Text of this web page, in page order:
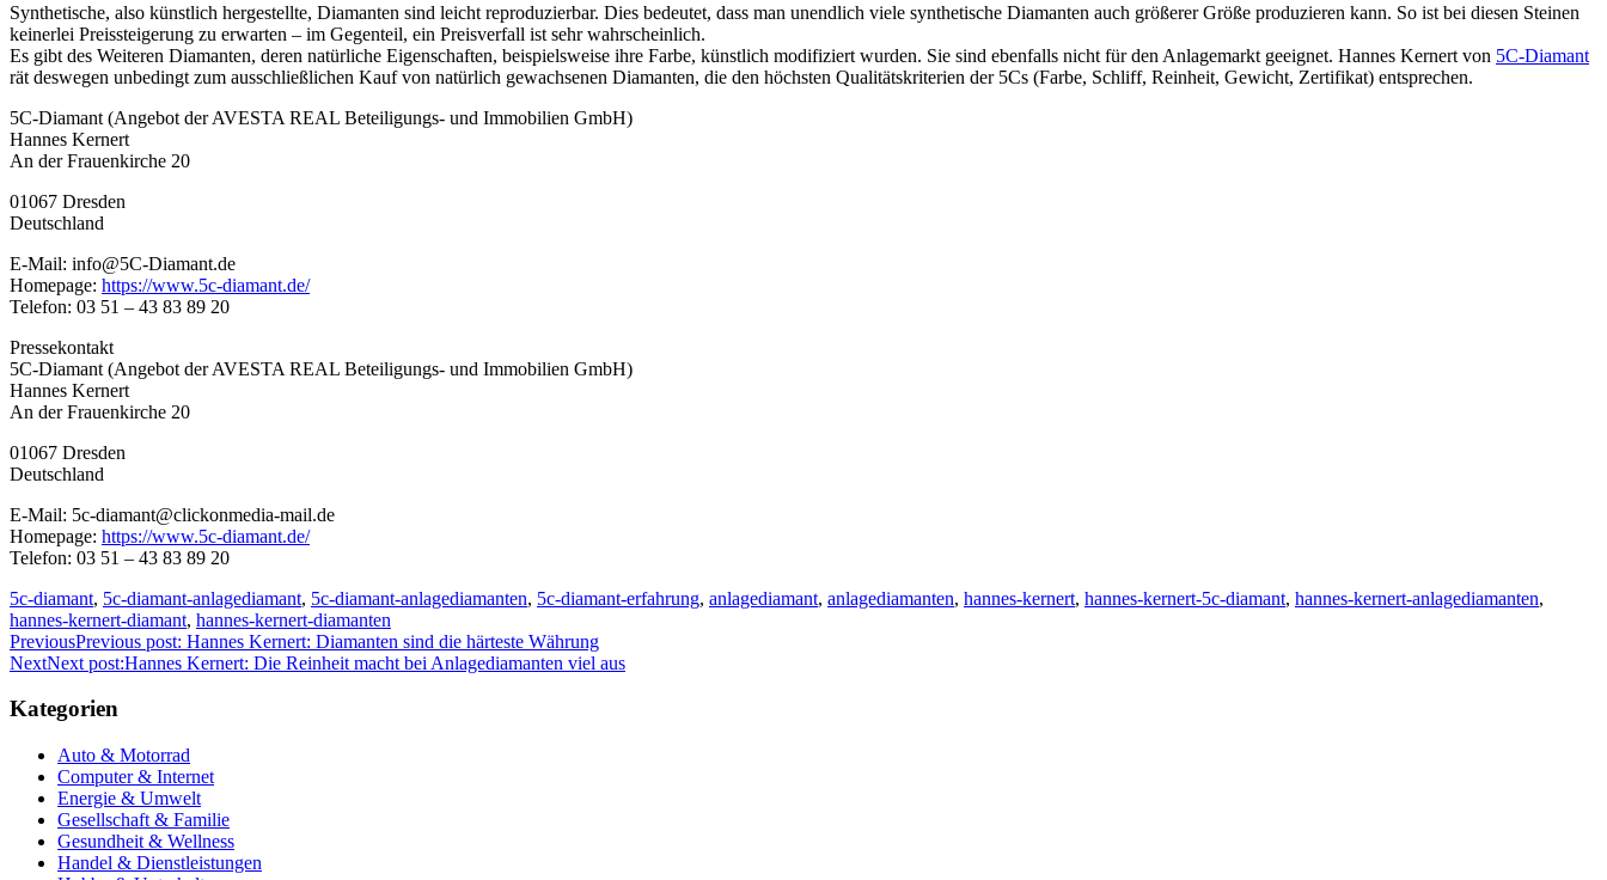
Synthetische, also künstlich hergestellte, Diamanten sind leicht reproduzierbar. Dies bedeutet, dass man unendlich viele synthetische Diamanten auch größerer Größe produzieren kann. So ist bei diesen Steinen
keinerlei Preissteigerung zu erwarten – im Gegenteil, ein Preisverfall ist sehr wahrscheinlich.
Es gibt des Weiteren Diamanten, deren natürliche Eigenschaften, beispielsweise ihre Farbe, künstlich modifiziert wurden. Sie sind ebenfalls nicht für den Anlagemarkt geeignet. Hannes Kernert von 5C-Diamant
rät deswegen unbedingt zum ausschließlichen Kauf von natürlich gewachsenen Diamanten, die den höchsten Qualitätskriterien der 5Cs (Farbe, Schliff, Reinheit, Gewicht, Zertifikat) entsprechen.
5C-Diamant (Angebot der AVESTA REAL Beteiligungs- und Immobilien GmbH)
Hannes Kernert
An der Frauenkirche 20
01067 Dresden
Deutschland
E-Mail: info@5C-Diamant.de
Homepage: https://www.5c-diamant.de/
Telefon: 03 51 – 43 83 89 20
Pressekontakt
5C-Diamant (Angebot der AVESTA REAL Beteiligungs- und Immobilien GmbH)
Hannes Kernert
An der Frauenkirche 20
01067 Dresden
Deutschland
E-Mail: 5c-diamant@clickonmedia-mail.de
Homepage: https://www.5c-diamant.de/
Telefon: 03 51 – 43 83 89 20
5c-diamant, 5c-diamant-anlagediamant, 5c-diamant-anlagediamanten, 5c-diamant-erfahrung, anlagediamant, anlagediamanten, hannes-kernert, hannes-kernert-5c-diamant, hannes-kernert-anlagediamanten,
hannes-kernert-diamant, hannes-kernert-diamanten
PreviousPrevious post: Hannes Kernert: Diamanten sind die härteste Währung
NextNext post:Hannes Kernert: Die Reinheit macht bei Anlagediamanten viel aus
Kategorien
Auto & Motorrad
Computer & Internet
Energie & Umwelt
Gesellschaft & Familie
Gesundheit & Wellness
Handel & Dienstleistungen